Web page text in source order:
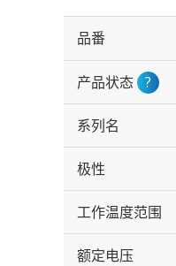
品番
产品状态 ?
系列名
极性
工作温度范围
额定电压